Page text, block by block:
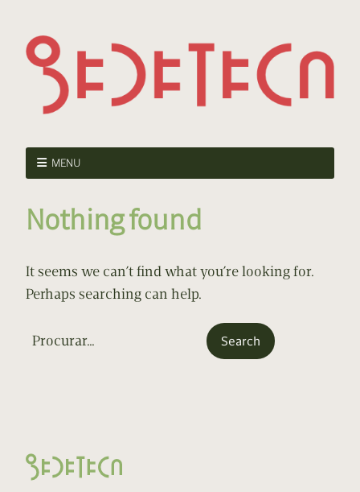
MENU
Nothing found
It seems we can’t find what you’re looking for.
Perhaps searching can help.